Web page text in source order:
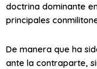
doctrina dominante
principales
De manera que ha
ante la contraparte,